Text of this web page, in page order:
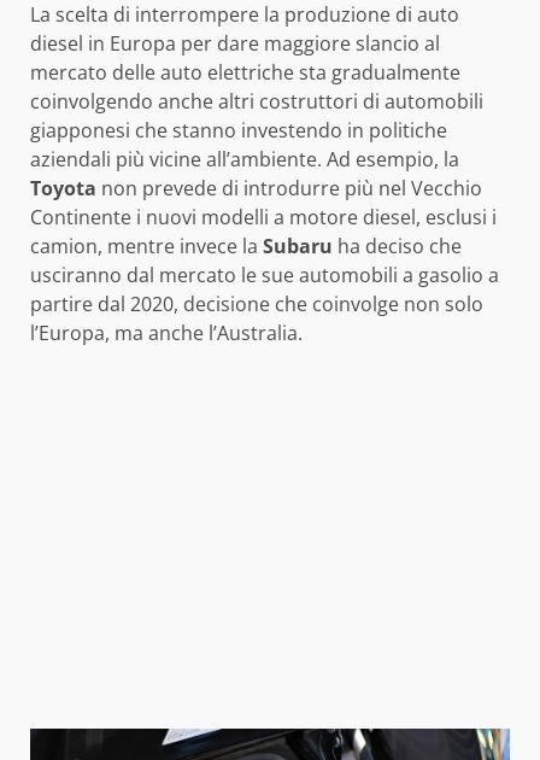
La scelta di interrompere la produzione di auto
diesel in Europa per dare maggiore slancio al
mercato delle auto elettriche sta gradualmente
coinvolgendo anche altri costruttori di automobili
giapponesi che stanno investendo in politiche
aziendali più vicine all’ambiente. Ad esempio, la
Toyota non prevede di introdurre più nel Vecchio
Continente i nuovi modelli a motore diesel, esclusi i
camion, mentre invece la Subaru ha deciso che
usciranno dal mercato le sue automobili a gasolio a
partire dal 2020, decisione che coinvolge non solo
l’Europa, ma anche l’Australia.